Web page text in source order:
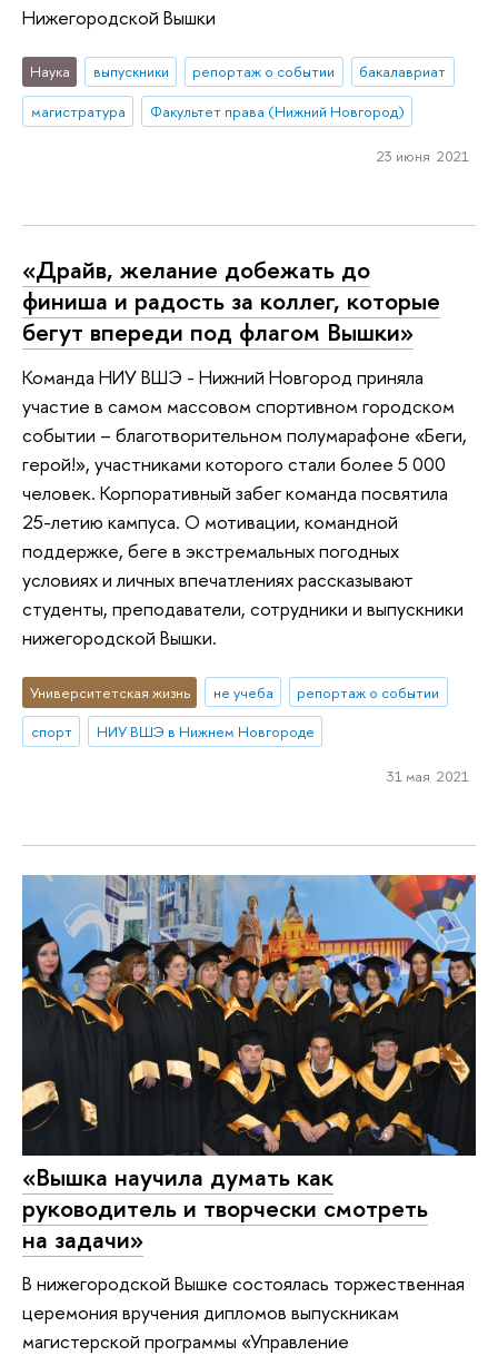
Нижегородской Вышки
Наука выпускники репортаж о событии
бакалавриат
магистратура
Факультет права (Нижний Новгород)
23 июня 2021
«Драйв, желание добежать до
финиша и радость за коллег, которые
бегут впереди под флагом Вышки»
Команда НИУ ВШЭ - Нижний Новгород приняла
участие в самом массовом спортивном городском
событии – благотворительном полумарафоне «Беги,
герой!», участниками которого стали более 5 000
человек. Корпоративный забег команда посвятила
25-летию кампуса. О мотивации, командной
поддержке, беге в экстремальных погодных
условиях и личных впечатлениях рассказывают
студенты, преподаватели, сотрудники и выпускники
нижегородской Вышки.
Университетская жизнь не учеба
репортаж о событии
спорт
НИУ ВШЭ в Нижнем Новгороде
31 мая 2021
«Вышка научила думать как
руководитель и творчески смотреть
на задачи»
В нижегородской Вышке состоялась торжественная
церемония вручения дипломов выпускникам
магистерской программы «Управление